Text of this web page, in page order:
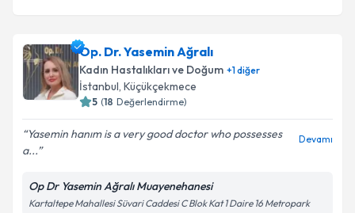
Op. Dr. Yasemin Ağralı
Kadın Hastalıkları ve Doğum +1diğer
İstanbul, Küçükçekmece
5 (18 Değerlendirme)
Yasemin hanım is a very good doctor who possesses
a...
Devamı
Op Dr Yasemin Ağralı Muayenehanesi
Kartaltepe Mahallesi Süvari Caddesi C Blok Kat 1 Daire 16 Metropark